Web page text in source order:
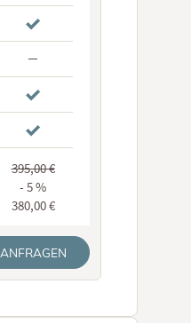
395,00 €
- 5 %
380,00 €
ANFRAGEN